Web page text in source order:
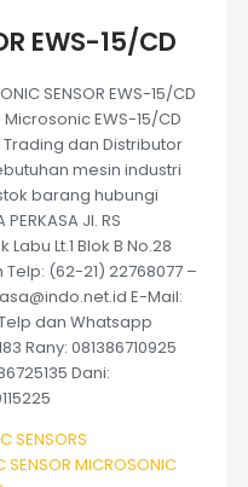
EWS-15/CD
SENSOR EWS-15/CD
EWS-15/CD
dan Distributor
mesin industri
barang hubungi
Jl. RS
Lt.1 Blok B No.28
(62-21) 22768077 –
E-Mail:
dan Whatsapp
Rany: 081386710925
Dani:
SENSORS
SENSOR MICROSONIC